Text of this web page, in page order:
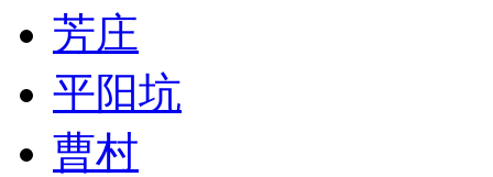
芳庄
平阳坑
曹村